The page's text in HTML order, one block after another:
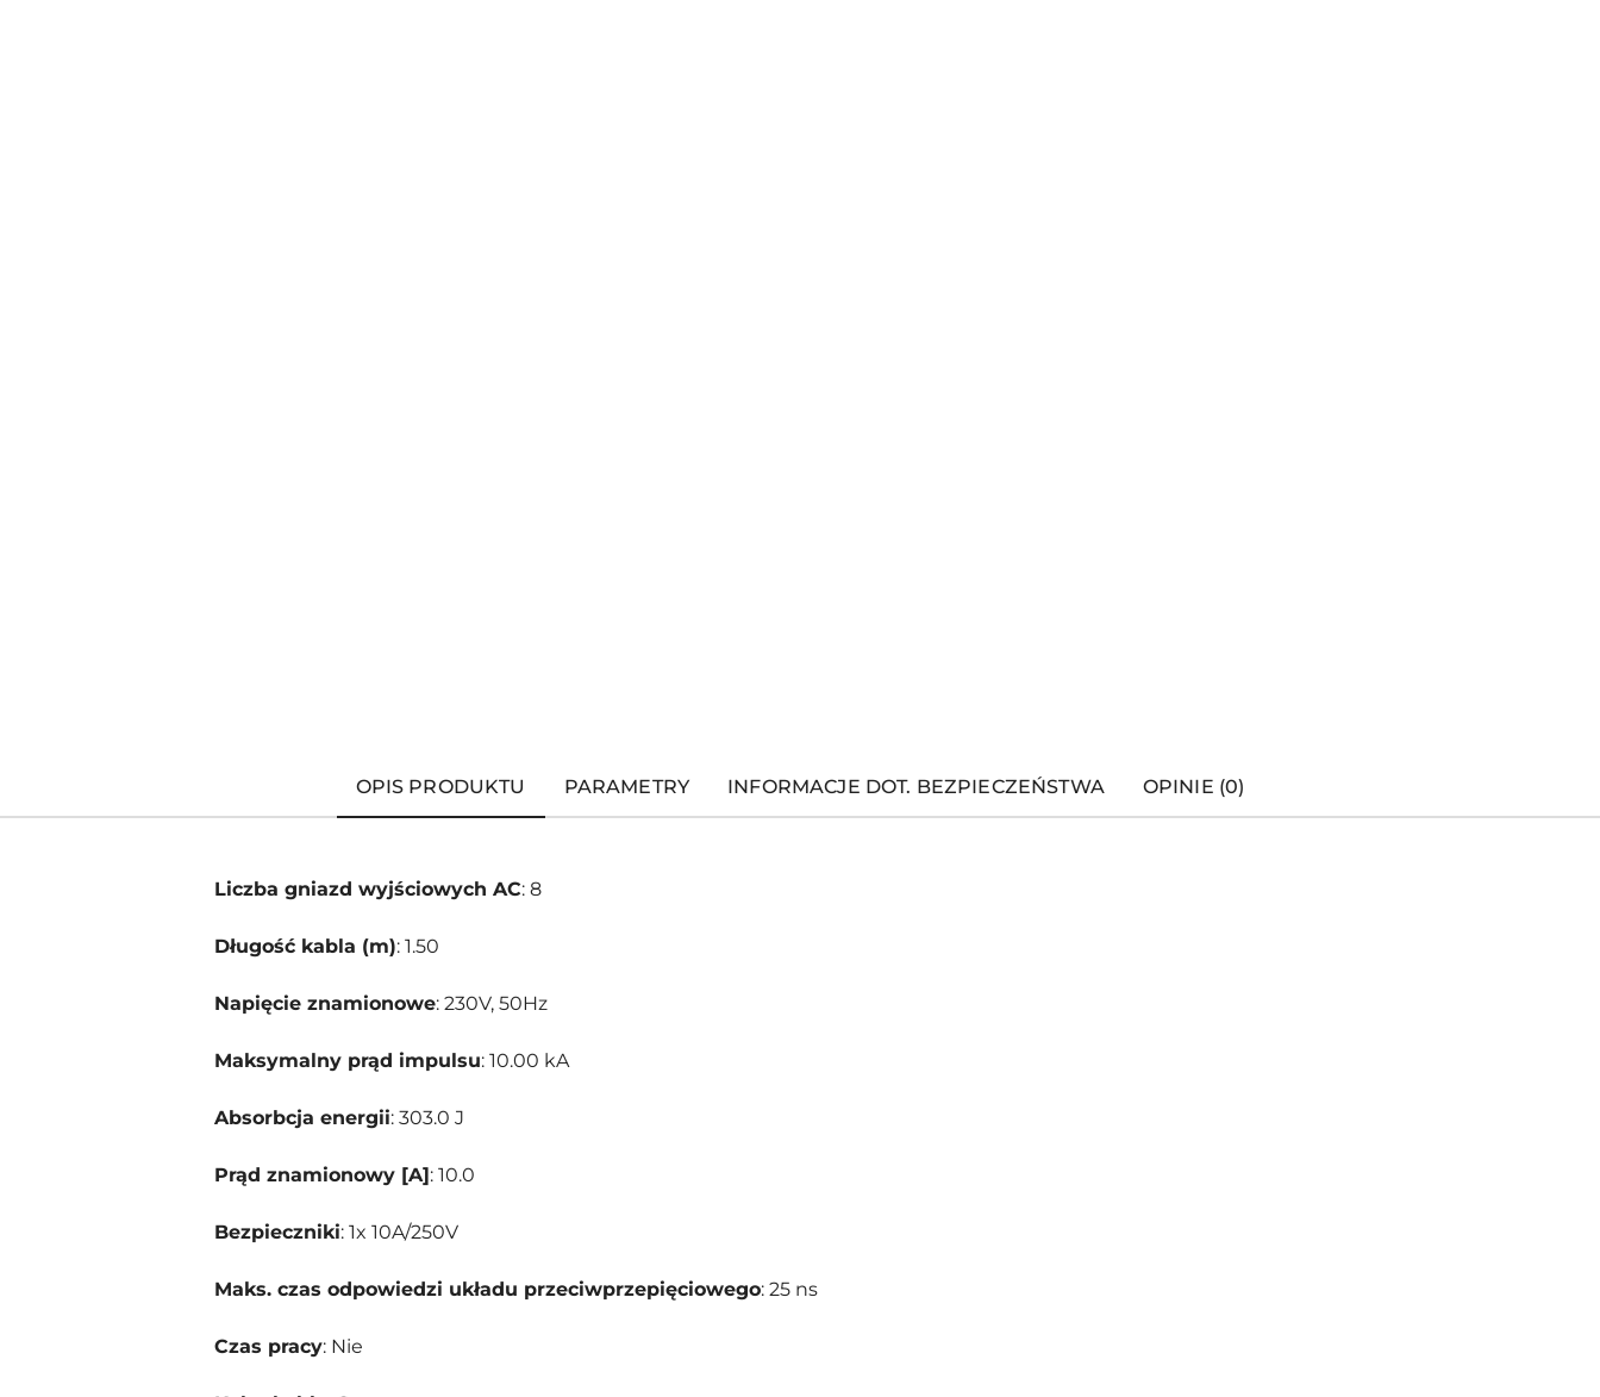
OPIS PRODUKTU PARAMETRY INFORMACJE DOT. BEZPIECZEŃSTWA OPINIE (0)
Liczba gniazd wyjściowych AC: 8
Długość kabla (m): 1.50
Napięcie znamionowe: 230V, 50Hz
Maksymalny prąd impulsu: 10.00 kA
Absorbcja energii: 303.0 J
Prąd znamionowy [A]: 10.0
Bezpieczniki: 1x 10A/250V
Maks. czas odpowiedzi układu przeciwprzepięciowego: 25 ns
Czas pracy: Nie